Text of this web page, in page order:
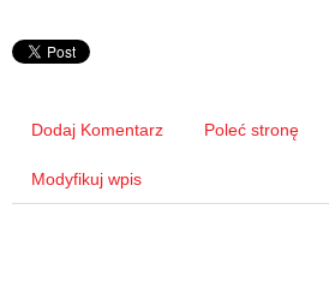
Dodaj Komentarz Poleć stronę
Modyfikuj wpis